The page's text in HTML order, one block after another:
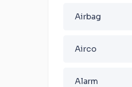
Airbag
Airco
Alarm